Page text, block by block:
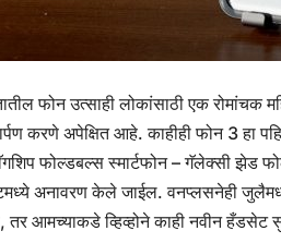
फोन उत्साही लोकांसाठी एक
करणे अपेक्षित आहे. काहीही फोन 3 हा
फोल्डबल्स स्मार्टफोन – गॅलेक्सी झेड
अनावरण केले जाईल. वनप्लसनेही
तर आमच्याकडे व्हिव्होने काही नवीन